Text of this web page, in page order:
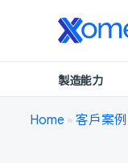
製造能力
Home »客戶案例